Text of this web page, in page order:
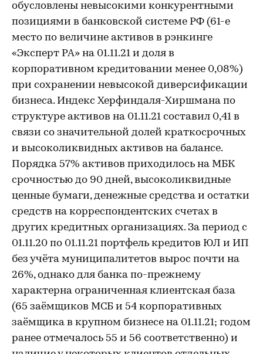
обусловлены невысокими конкурентными
позициями в банковской системе РФ (61-е
место по величине активов в рэнкинге
«Эксперт РА» на 01.11.21 и доля в
корпоративном кредитовании менее 0,08%)
при сохранении невысокой диверсификации
бизнеса. Индекс Херфиндаля-Хиршмана по
структуре активов на 01.11.21 составил 0,41 в
связи со значительной долей краткосрочных
и высоколиквидных активов на балансе.
Порядка 57% активов приходилось на МБК
срочностью до 90 дней, высоколиквидные
ценные бумаги, денежные средства и остатки
средств на корреспондентских счетах в
других кредитных организациях. За период с
01.11.20 по 01.11.21 портфель кредитов ЮЛ и ИП
без учёта муниципалитетов вырос почти на
26%, однако для банка по-прежнему
характерна ограниченная клиентская база
(65 заёмщиков МСБ и 54 корпоративных
заёмщика в крупном бизнесе на 01.11.21; годом
ранее отмечалось 55 и 56 соответственно) и